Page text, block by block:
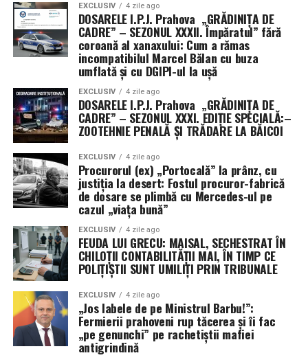
EXCLUSIV 4 zile ago
DOSARELE I.P.J. Prahova „GRĂDINIȚA DE
CADRE” – SEZONUL XXXII. Împăratul” fără
coroană al xanaxului: Cum a rămas
incompatibilul Marcel Bălan cu buza
umflată și cu DGIPI-ul la ușă
EXCLUSIV 4 zile ago
DOSARELE I.P.J. Prahova „GRĂDINIȚA DE
CADRE” – SEZONUL XXXI. EDIȚIE SPECIALĂ:–
ZOOTEHNIE PENALĂ ȘI TRĂDARE LA BĂICOI
EXCLUSIV 4 zile ago
Procurorul (ex) „Portocală” la prânz, cu
justiția la desert: Fostul procuror-fabrică
de dosare se plimbă cu Mercedes-ul pe
cazul „viața bună”
EXCLUSIV 4 zile ago
FEUDA LUI GRECU: MAISAL, SECHESTRAT ÎN
CHILOȚII CONTABILITĂȚII MAI, ÎN TIMP CE
POLIȚIȘTII SUNT UMILIȚI PRIN TRIBUNALE
EXCLUSIV 4 zile ago
„Jos labele de pe Ministrul Barbu!”:
Fermierii prahoveni rup tăcerea și îi fac
„pe genunchi” pe rachetiștii mafiei
antigrindină